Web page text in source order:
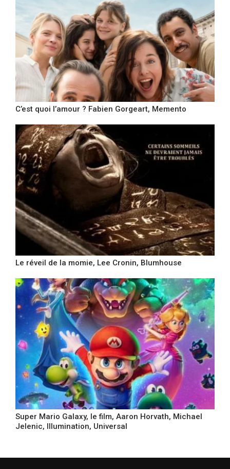
C’est quoi l’amour ? Fabien Gorgeart, Memento
Le réveil de la momie, Lee Cronin, Blumhouse
Super Mario Galaxy, le film, Aaron Horvath, Michael
Jelenic, Illumination, Universal